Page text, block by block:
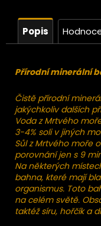
Popis
Přírodní minerální
Čistě přírodní
jakýchkoliv dalších
Voda z Mrtvého
3-4% soli v jiných
Sůl z Mrtvého moře
porovnání jen s 9
Na některých
bahna, které mají
organismus. Toto
na celém světě.
taktéž síru, hořčík a
RAW
Kč